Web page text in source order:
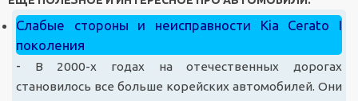
Слабые стороны и неисправности Kia Cerato I
поколения
-
В 2000-х годах на отечественных дорогах
становилось все больше корейских автомобилей. Они